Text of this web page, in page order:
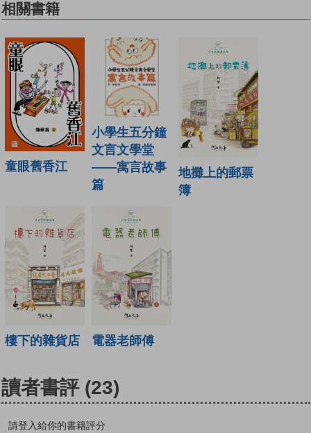
相關書籍
童眼舊香江
小學生五分鐘
文言文學堂
——寓言故事
篇
地攤上的郵票
簿
樓下的雜貨店 電器老師傅
讀者書評 (23)
請登入給你的書籍評分